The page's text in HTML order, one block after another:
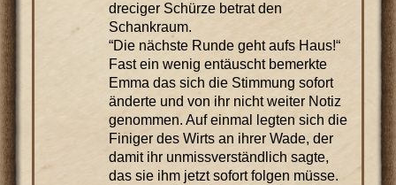
dreciger Schürze betrat den
Schankraum.
“Die nächste Runde geht aufs Haus!“
Fast ein wenig entäuscht bemerkte
Emma das sich die Stimmung sofort
änderte und von ihr nicht weiter Notiz
genommen. Auf einmal legten sich die
Finiger des Wirts an ihrer Wade, der
damit ihr unmissverständlich sagte,
das sie ihm jetzt sofort folgen müsse.